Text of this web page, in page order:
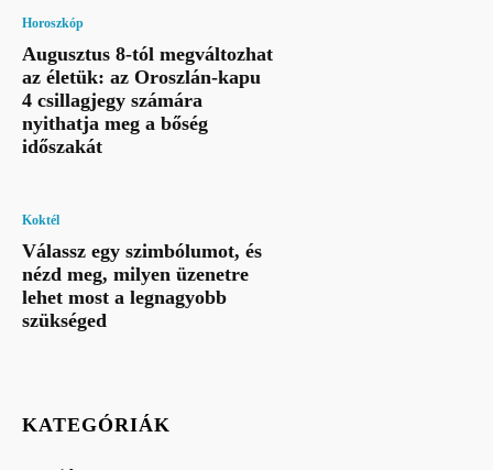
Horoszkóp
Augusztus 8-tól megváltozhat
az életük: az Oroszlán-kapu
4 csillagjegy számára
nyithatja meg a bőség
időszakát
Koktél
Válassz egy szimbólumot, és
nézd meg, milyen üzenetre
lehet most a legnagyobb
szükséged
KATEGÓRIÁK